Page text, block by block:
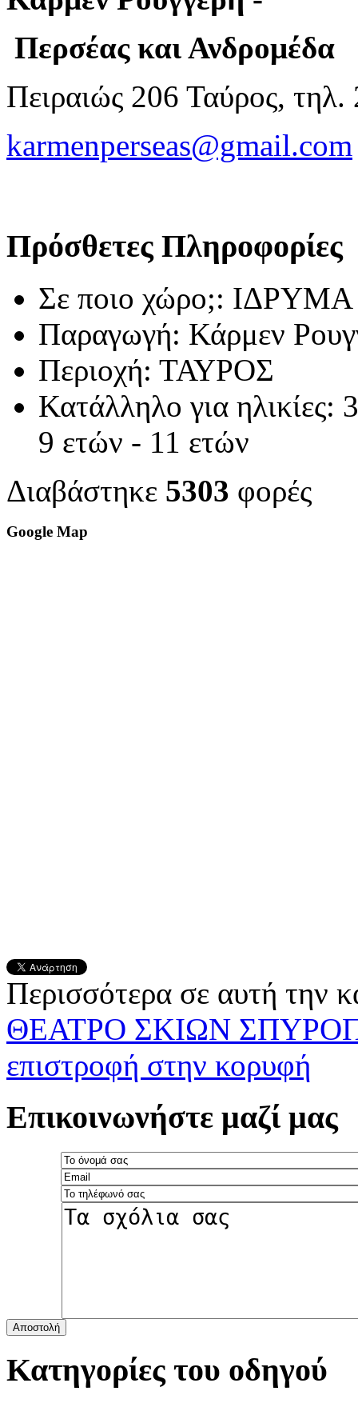
Περσέας και Ανδρομέδα
Πειραιώς 206 Ταύρος,
karmenperseas@gmail.com
Πρόσθετες Πληροφορίες
Σε ποιο χώρο;:
Παραγωγή: Κάρμεν
Περιοχή: ΤΑΥΡΟΣ
Κατάλληλο για ηλικίες:
9 ετών - 11 ετών
Διαβάστηκε 5303 φορές
Google Map
Περισσότερα σε αυτή την
ΘΕΑΤΡΟ ΣΚΙΩΝ
επιστροφή στην κορυφή
Επικοινωνήστε μαζί μας
Αποστολή
Κατηγορίες του οδηγού